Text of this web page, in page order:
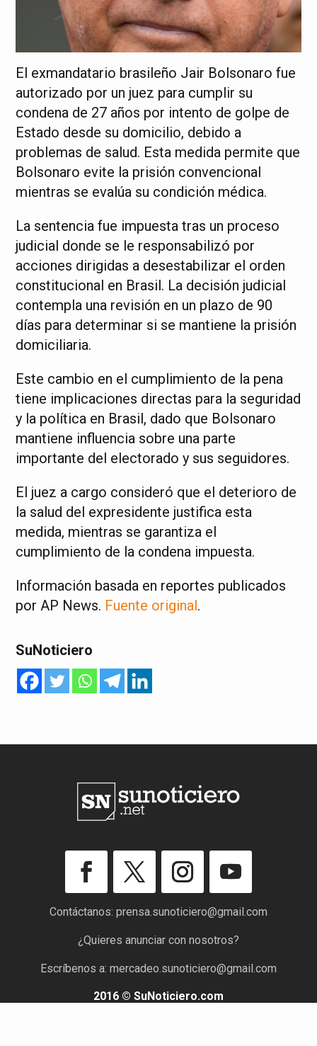
El exmandatario brasileño Jair Bolsonaro fue
autorizado por un juez para cumplir su
condena de 27 años por intento de golpe de
Estado desde su domicilio, debido a
problemas de salud. Esta medida permite que
Bolsonaro evite la prisión convencional
mientras se evalúa su condición médica.
La sentencia fue impuesta tras un proceso
judicial donde se le responsabilizó por
acciones dirigidas a desestabilizar el orden
constitucional en Brasil. La decisión judicial
contempla una revisión en un plazo de 90
días para determinar si se mantiene la prisión
domiciliaria.
Este cambio en el cumplimiento de la pena
tiene implicaciones directas para la seguridad
y la política en Brasil, dado que Bolsonaro
mantiene influencia sobre una parte
importante del electorado y sus seguidores.
El juez a cargo consideró que el deterioro de
la salud del expresidente justifica esta
medida, mientras se garantiza el
cumplimiento de la condena impuesta.
Información basada en reportes publicados
por AP News. Fuente original.
SuNoticiero
Contáctanos: prensa.sunoticiero@gmail.com
¿Quieres anunciar con nosotros?
Escríbenos a: mercadeo.sunoticiero@gmail.com
2016 © SuNoticiero.com